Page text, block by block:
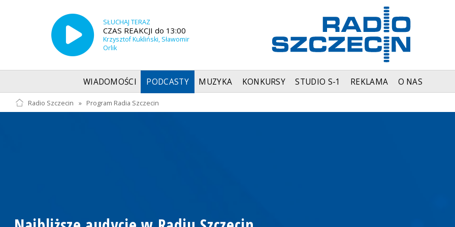
SŁUCHAJ TERAZ
CZAS REAKCJI do 13:00
Krzysztof Kukliński, Sławomir
Orlik
WIADOMOŚCI PODCASTY MUZYKA KONKURSY STUDIO S-1 REKLAMA O NAS
Radio Szczecin » Program Radia Szczecin